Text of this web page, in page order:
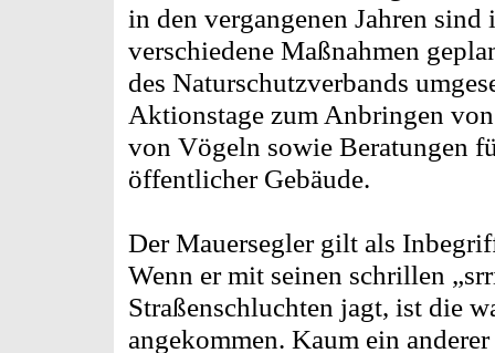
in den vergangenen Jahren
verschiedene Maßnahmen
des Naturschutzverbands
Aktionstage zum Anbringen
von Vögeln sowie Beratungen
öffentlicher Gebäude.
Der Mauersegler gilt als
Wenn er mit seinen schrillen
Straßenschluchten jagt, ist die
angekommen. Kaum ein